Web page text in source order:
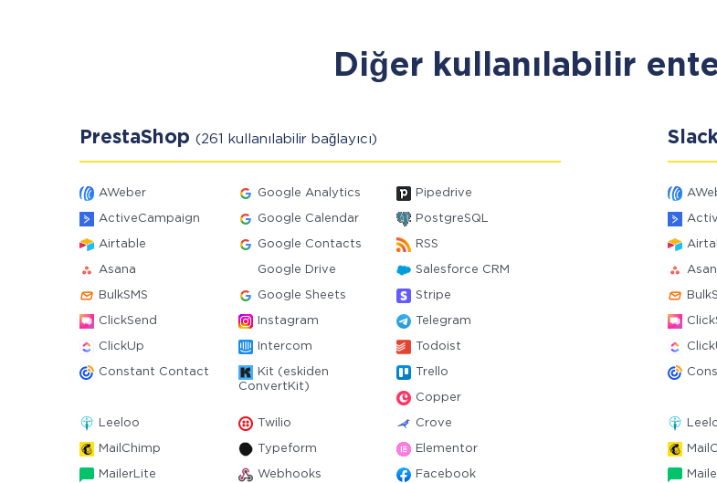
Diğer kullanılabilir
PrestaShop (261 kullanılabilir bağlayıcı)
AWeber Google Analytics Pipedrive
ActiveCampaign Google Calendar PostgreSQL
Airtable Google Contacts RSS
Asana Google Drive Salesforce CRM
BulkSMS Google Sheets Stripe
ClickSend Instagram Telegram
ClickUp Intercom Todoist
Constant Contact
Kit (eskiden
ConvertKit)
Trello
Copper
Leeloo Twilio Crove
MailChimp Typeform Elementor
MailerLite Webhooks Facebook